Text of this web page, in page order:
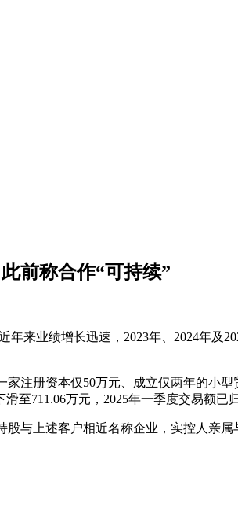
前称合作“可持续”
来业绩增长迅速，2023年、2024年及
家注册资本仅50万元、成立仅两年的
至711.06万元，2025年一季度交易额已归
与上述客户相近名称企业，实控人亲属